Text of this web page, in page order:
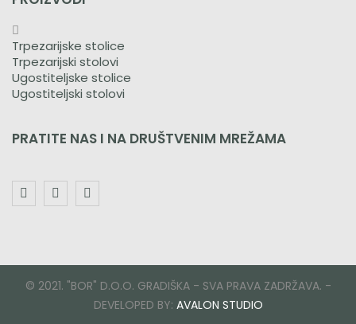
Trpezarijske stolice
Trpezarijski stolovi
Ugostiteljske stolice
Ugostiteljski stolovi
PRATITE NAS I NA DRUŠTVENIM MREŽAMA
© 2021. "BOR" D.O.O. GRADIŠKA - SVA PRAVA ZADRŽAVA. -
DEVELOPED BY: AVALON STUDIO